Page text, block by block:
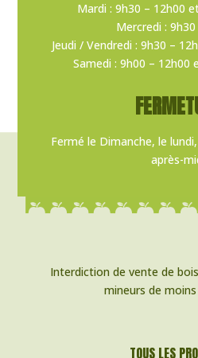
Mardi : 9h30 – 12h00
Mercredi :
Jeudi / Vendredi : 9h30 –
Samedi : 9h00 – 12h00
Fermé le Dimanche, le
après-
Interdiction de vente de
mineurs de
TOUS LES